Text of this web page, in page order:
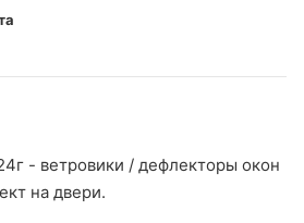
- ветровики / дефлекторы окон
на двери.